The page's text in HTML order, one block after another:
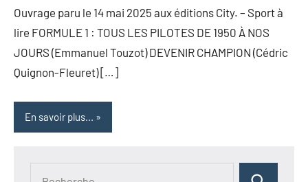
Ouvrage paru le 14 mai 2025 aux éditions City. – Sport à
lire FORMULE 1 : TOUS LES PILOTES DE 1950 À NOS
JOURS (Emmanuel Touzot) DEVENIR CHAMPION (Cédric
Quignon-Fleuret) […]
En savoir plus...